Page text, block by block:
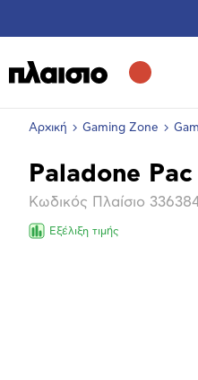
Αρχική Gaming Zone
Βασικά
Paladone
Κωδικός Πλαίσιο
Εξέλιξη τιμής